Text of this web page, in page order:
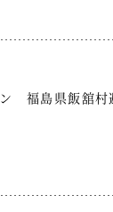
福島県飯舘